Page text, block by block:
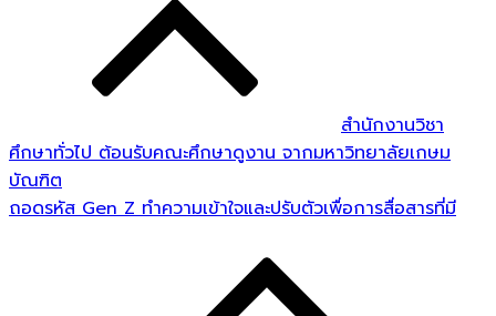
สำนักงานวิชา
ศึกษาทั่วไป ต้อนรับคณะศึกษาดูงาน จากมหาวิทยาลัยเกษม
บัณฑิต
ถอดรหัส Gen Z ทำความเข้าใจและปรับตัวเพื่อการสื่อสารที่มี